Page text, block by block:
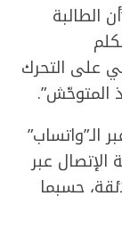
على “أن الطالبة
على التحرك
المتوحّش”.
الـ”واتساب”
الإتصال عبر
حسبما